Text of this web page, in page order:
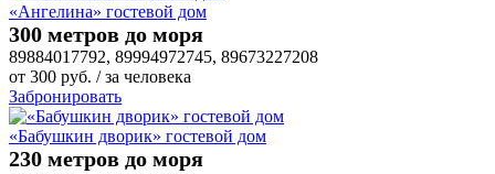
«Ангелина» гостевой дом
300 метров до моря
89884017792, 89994972745, 89673227208
от 300 руб. / за человека
Забронировать
«Бабушкин дворик» гостевой дом
230 метров до моря